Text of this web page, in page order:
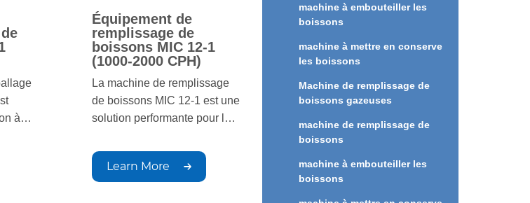
machine à embouteiller les
boissons
machine à mettre en conserve
les boissons
Machine de remplissage de
boissons gazeuses
machine de remplissage de
boissons
machine à embouteiller les
boissons
à
et
Équipement de
remplissage de
boissons MIC 12-1
(1000-2000 CPH)
La machine de remplissage
de boissons MIC 12-1 est une
solution performante pour le
diverses boissons. Conçue
pour une production à grande
Learn More